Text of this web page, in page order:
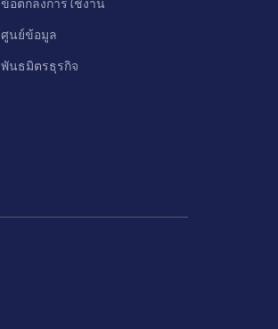
ข้อตกลงการใช้งาน
ศูนย์ข้อมูล
พันธมิตรธุรกิจ